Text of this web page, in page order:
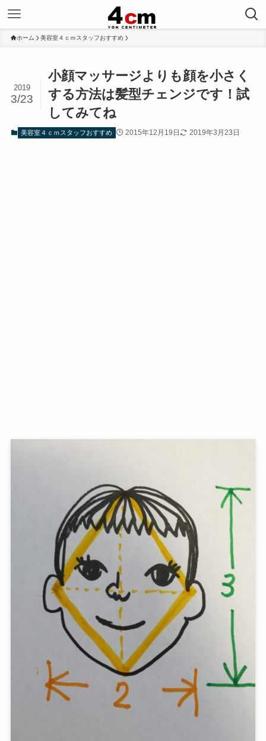
ホーム 美容室４ｃｍスタッフおすすめ
小顔マッサージよりも顔を小さく
する方法は髪型チェンジです！試
してみてね
2019
3/23
美容室４ｃｍスタッフおすすめ 2015年12月19日 2019年3月23日